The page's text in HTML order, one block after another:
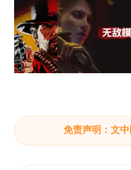
免责声明：文